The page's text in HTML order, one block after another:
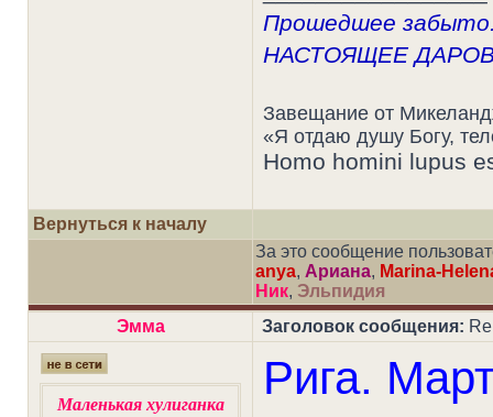
Прошедшее
НАСТОЯЩЕЕ
Завещание от
«Я отдаю душу Богу,
Homo homini lupus
Вернуться к началу
За это сообщение
anya, Ариана, Marina-
Ник, Эльпидия
Эмма
Заголовок сообщения:
Маленькая хулиганка Рига.